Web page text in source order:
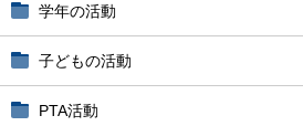
学年の活動
子どもの活動
PTA活動